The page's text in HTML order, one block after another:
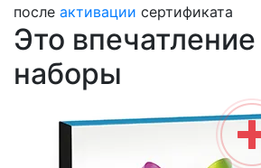
после активации сертификата
Это
наборы